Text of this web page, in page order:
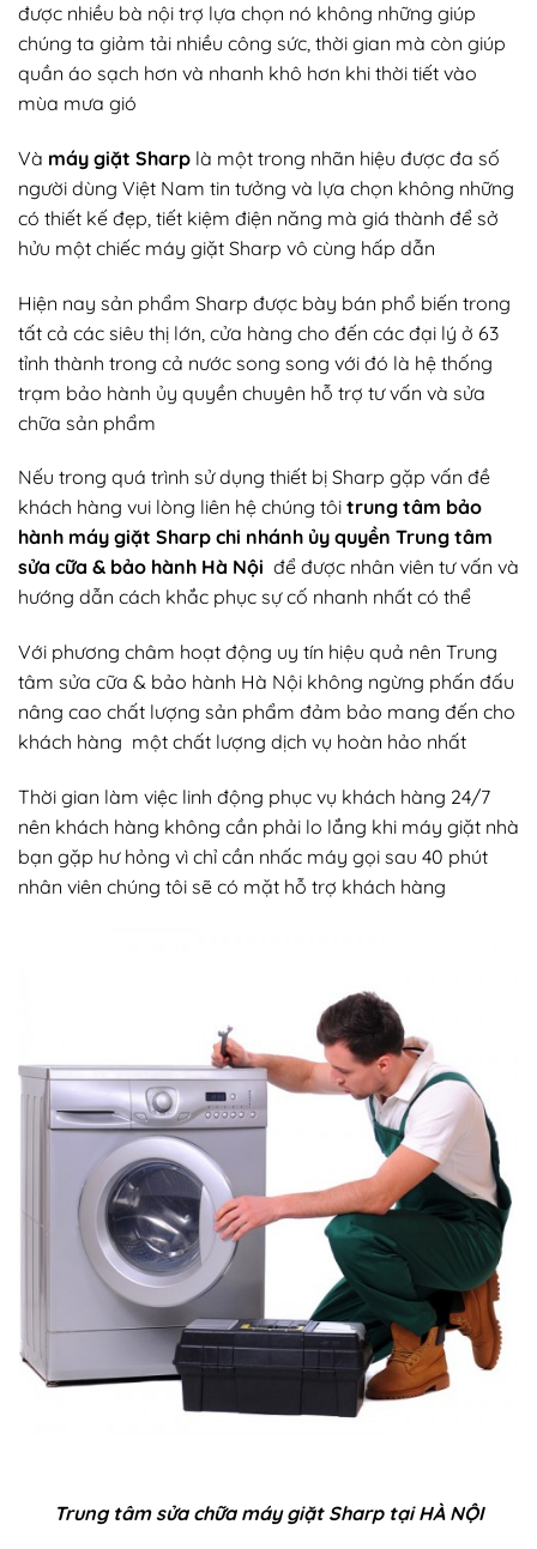
được nhiều bà nội trợ lựa chọn nó không những giúp
chúng ta giảm tải nhiều công sức, thời gian mà còn giúp
quần áo sạch hơn và nhanh khô hơn khi thời tiết vào
mùa mưa gió
Và máy giặt Sharp là một trong nhãn hiệu được đa số
người dùng Việt Nam tin tưởng và lựa chọn không những
có thiết kế đẹp, tiết kiệm điện năng mà giá thành để sở
hửu một chiếc máy giặt Sharp vô cùng hấp dẫn
Hiện nay sản phẩm Sharp được bày bán phổ biến trong
tất cả các siêu thị lớn, cửa hàng cho đến các đại lý ở 63
tỉnh thành trong cả nước song song với đó là hệ thống
trạm bảo hành ủy quyền chuyên hỗ trợ tư vấn và sửa
chữa sản phẩm
Nếu trong quá trình sử dụng thiết bị Sharp gặp vấn đề
khách hàng vui lòng liên hệ chúng tôi trung tâm bảo
hành máy giặt Sharp chi nhánh ủy quyền Trung tâm
sửa cữa & bảo hành Hà Nội để được nhân viên tư vấn và
hướng dẫn cách khắc phục sự cố nhanh nhất có thể
Với phương châm hoạt động uy tín hiệu quả nên Trung
tâm sửa cữa & bảo hành Hà Nội không ngừng phấn đấu
nâng cao chất lượng sản phẩm đảm bảo mang đến cho
khách hàng một chất lượng dịch vụ hoàn hảo nhất
Thời gian làm việc linh động phục vụ khách hàng 24/7
nên khách hàng không cần phải lo lắng khi máy giặt nhà
bạn gặp hư hỏng vì chỉ cần nhấc máy gọi sau 40 phút
nhân viên chúng tôi sẽ có mặt hỗ trợ khách hàng
Trung tâm sửa chữa máy giặt Sharp tại HÀ NỘI